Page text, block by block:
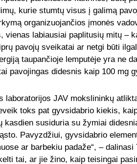
kurie stumtų visus į galimą
organizuojančios įmonės
vienas labiausiai paplitusių mitų –
pavojų sveikatai ar netgi būti
taupančioje lemputėje yra ne
pavojingas didesnis kaip 100 mg
laboratorijos JAV mokslininkų
toks pat gyvsidabrio kiekis,
kasdien susiduria su žymiai
Pavyzdžiui, gyvsidabrio
ar barbekiu padaže“, – dalinasi
tai, ar jie žino, kaip teisingai